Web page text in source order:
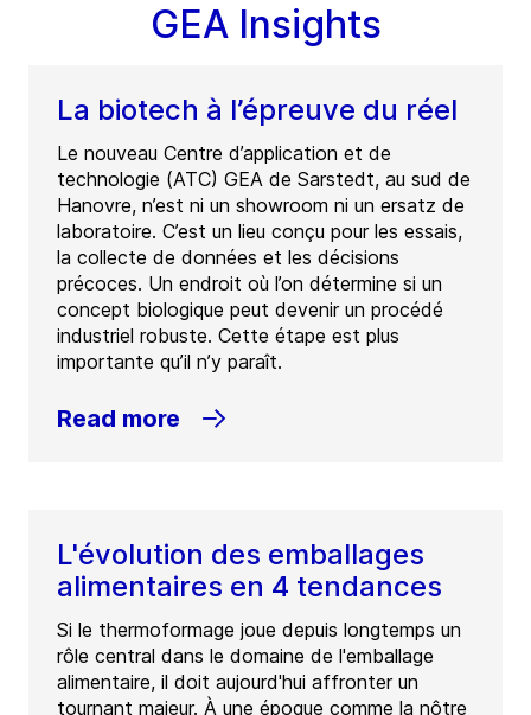
GEA Insights
La biotech à l’épreuve du réel
Le nouveau Centre d’application et de
technologie (ATC) GEA de Sarstedt, au sud de
Hanovre, n’est ni un showroom ni un ersatz de
laboratoire. C’est un lieu conçu pour les essais,
la collecte de données et les décisions
précoces. Un endroit où l’on détermine si un
concept biologique peut devenir un procédé
industriel robuste. Cette étape est plus
importante qu’il n’y paraît.
Read more
L'évolution des emballages
alimentaires en 4 tendances
Si le thermoformage joue depuis longtemps un
rôle central dans le domaine de l'emballage
alimentaire, il doit aujourd'hui affronter un
tournant majeur. À une époque comme la nôtre